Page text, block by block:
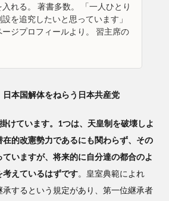
れる。 著書多数。 「一人ひとり
を追究したいと思っています」
ジプロフィールより。 習主席の
本国解体をねらう日本共産党
けています。1つは、天皇制を破壊しよ
在的改憲勢力であるにも関わらず、その
いますが、将来的に自分達の都合のよ
えているはずです。皇室典範によれ
するという規定があり、第一位継承者